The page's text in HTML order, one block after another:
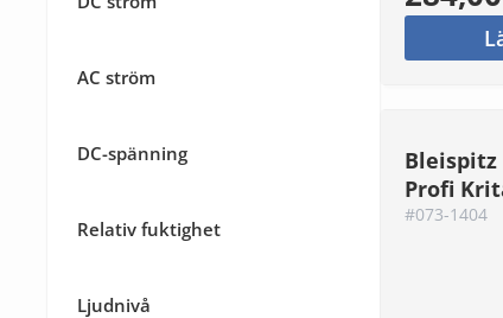
AC ström
DC-spänning
Relativ fuktighet
Ljudnivå
Bleispitz
Profi
#073-1404